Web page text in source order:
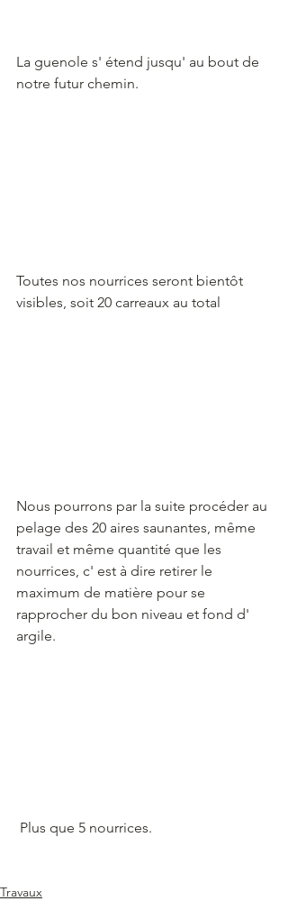
La guenole s' étend jusqu' au bout de
notre futur chemin.
Toutes nos nourrices seront bientôt
visibles, soit 20 carreaux au total
Nous pourrons par la suite procéder au
pelage des 20 aires saunantes, même
travail et même quantité que les
nourrices, c' est à dire retirer le
maximum de matière pour se
rapprocher du bon niveau et fond d'
argile.
Plus que 5 nourrices.
Travaux